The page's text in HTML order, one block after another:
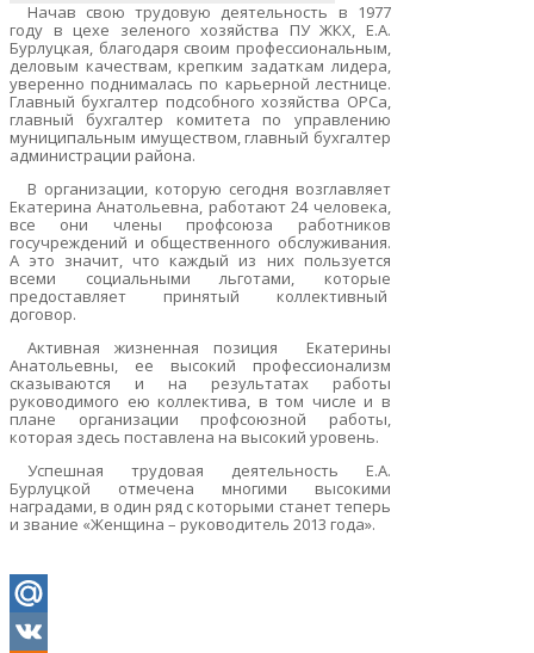
Начав свою трудовую деятельность в 1977
году в цехе зеленого хозяйства ПУ ЖКХ, Е.А.
Бурлуцкая, благодаря своим профессиональным,
деловым качествам, крепким задаткам лидера,
уверенно поднималась по карьерной лестнице.
Главный бухгалтер подсобного хозяйства ОРСа,
главный бухгалтер комитета по управлению
муниципальным имуществом, главный бухгалтер
администрации района.
В организации, которую сегодня возглавляет
Екатерина Анатольевна, работают 24 человека,
все они члены профсоюза работников
госучреждений и общественного обслуживания.
А это значит, что каждый из них пользуется
всеми социальными льготами, которые
предоставляет принятый коллективный
договор.
Активная жизненная позиция Екатерины
Анатольевны, ее высокий профессионализм
сказываются и на результатах работы
руководимого ею коллектива, в том числе и в
плане организации профсоюзной работы,
которая здесь поставлена на высокий уровень.
Успешная трудовая деятельность Е.А.
Бурлуцкой отмечена многими высокими
наградами, в один ряд с которыми станет теперь
и звание «Женщина – руководитель 2013 года».
Mail.Ru